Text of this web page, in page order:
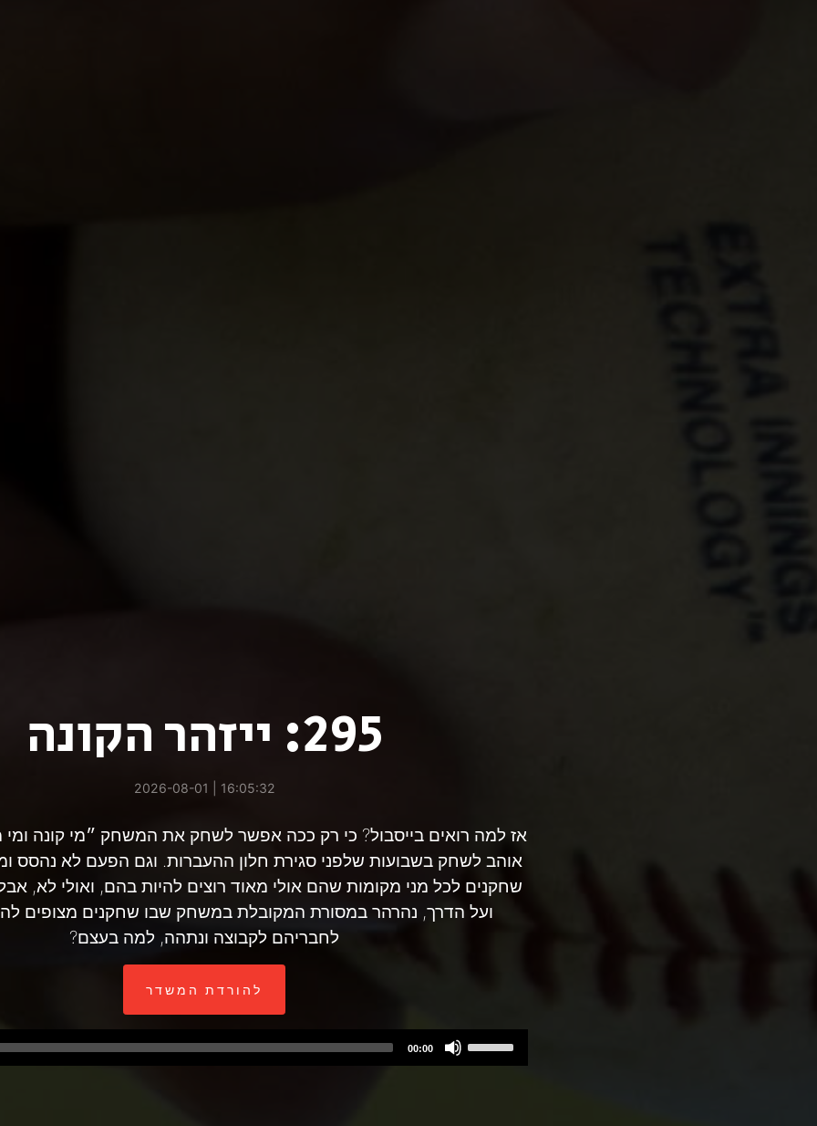
295: ייזהר הקונה
16:05:32 | 2026-08-01
אז למה רואים בייסבול? כי רק ככה אפשר לשחק את המשחק ״מי קונה
אוהב לשחק בשבועות שלפני סגירת חלון ההעברות. וגם הפעם לא נהסס
שחקנים לכל מני מקומות שהם אולי מאוד רוצים להיות בהם, ואולי לא,
ועל הדרך, נהרהר במסורת המקובלת במשחק שבו שחקנים מצופים
לחבריהם לקבוצה ונתהה, למה בעצם?
להורדת המשדר
Audio
00:00
Use
Up/Down